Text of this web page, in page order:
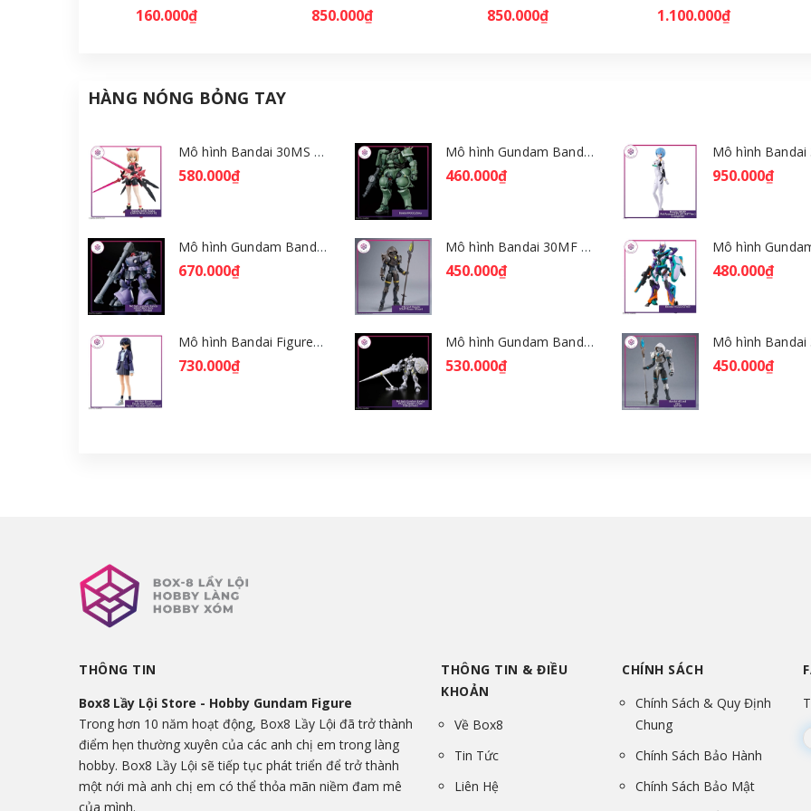
160.000₫ 850.000₫ 850.000₫ 1.100.000₫
HÀNG NÓNG BỎNG TAY
Mô hình Bandai 30MS Tiasha (Dahlia Wear) [Color B] [GDB] [30MS]
580.000₫
Mô hình Gundam Bandai HGGQ Zaku 1/144 – MSG GQuuuuuuX [GDB] [BHG]
460.000₫ 950.000₫
Mô hình Gundam Bandai HGGQ Rick Dom (Gaia / Ortega) 1/144 [GDB] [BHG]
670.000₫
Mô hình Bandai 30MF Rosan Wizard [GDB] [30MF]
450.000₫ 480.000₫
Mô hình Bandai Figure-rise Standard Nyaan - Gundam GQuuuuuuX [GDB] [FRS]
730.000₫
Mô hình Gundam Bandai HGGQ Xavier's Gyan Hakuji-Packs 1/144 [GDB] [BHG]
530.000₫ 450.000₫
THÔNG TIN
Box8 Lầy Lội Store - Hobby Gundam Figure
Trong hơn 10 năm hoạt động, Box8 Lầy Lội đã trở thành
điểm hẹn thường xuyên của các anh chị em trong làng
hobby. Box8 Lầy Lội sẽ tiếp tục phát triển để trở thành
một nới mà anh chị em có thể thỏa mãn niềm đam mê
của mình.
THÔNG TIN & ĐIỀU
KHOẢN
Về Box8
Tin Tức
Liên Hệ
CHÍNH SÁCH
Chính Sách & Quy Định
Chung
Chính Sách Bảo Hành
Chính Sách Bảo Mật